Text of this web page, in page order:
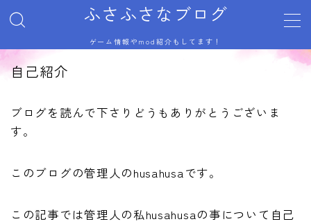
ふさふさなブログ
ゲーム情報やmod紹介もしてます！
MENU
サイトマップ
プライバシーポリシー
利用規約／特定商取引法に基づく表記
有料記事の決済完了ページ
記事一覧
自己紹介
ブログを読んで下さりどうもありがとうございま
す。
このブログの管理人のhusahusaです。
この記事では管理人の私husahusaの事について自己